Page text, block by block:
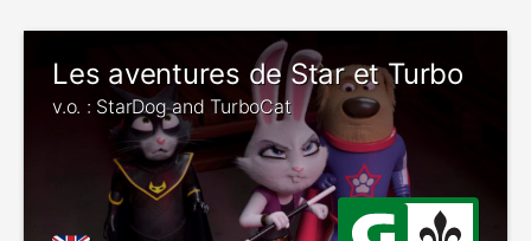
Les aventures de Star et Turbo
v.o. : StarDog and TurboCat